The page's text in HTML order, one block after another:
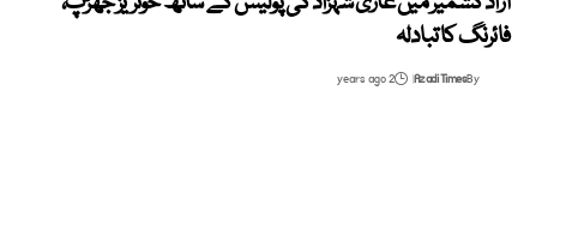
فائرنگ کا تبادلہ
By
Azadi Times
2 years ago